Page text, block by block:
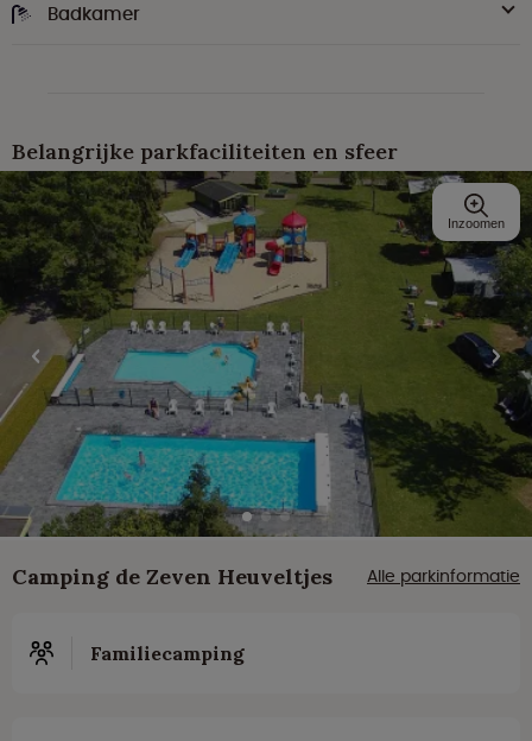
Badkamer
Belangrijke parkfaciliteiten en sfeer
Inzoomen
Camping de Zeven Heuveltjes Alle parkinformatie
Familiecamping